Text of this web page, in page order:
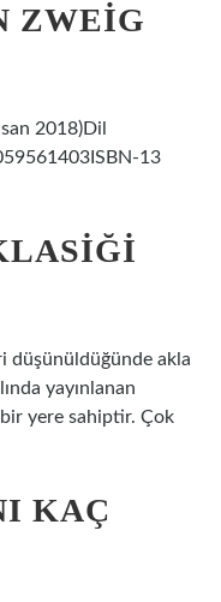
ZWEIG
2018)Dil
13
düşünüldüğünde akla
yayınlanan
yere sahiptir. Çok
KAÇ